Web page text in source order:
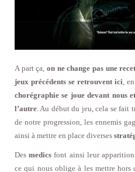
A part ça, on ne change pas une
jeux précédents se retrouvent ici,
chorégraphie se joue devant nous
l’autre. Au début du jeu, cela se fait
de notre progression, les ennemis
ainsi à mettre en place diverses
Desmedics font ainsi leur
ce qui nous oblige à les mettre hors